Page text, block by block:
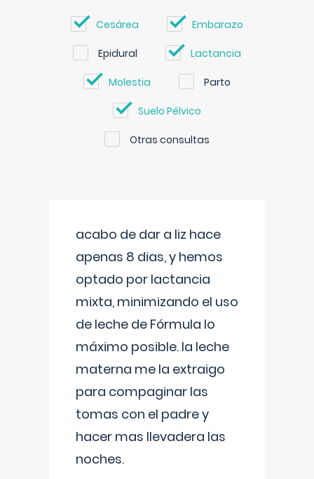
Cesárea Embarazo
Epidural Lactancia
Molestia Parto
Suelo Pélvico
Otras consultas
acabo de dar a liz hace
apenas 8 dias, y hemos
optado por lactancia
mixta, minimizando el uso
de leche de Fórmula lo
máximo posible. la leche
materna me la extraigo
para compaginar las
tomas con el padre y
hacer mas llevadera las
noches.